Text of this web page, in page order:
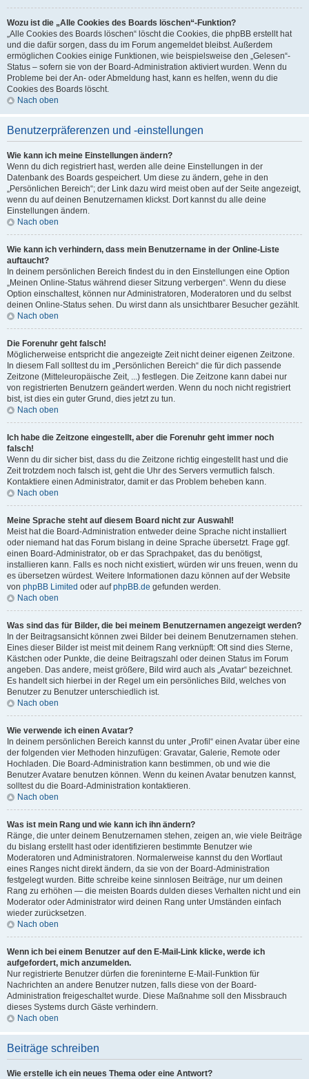
Wozu ist die „Alle Cookies des Boards löschen“-Funktion?
„Alle Cookies des Boards löschen“ löscht die Cookies, die phpBB erstellt hat
und die dafür sorgen, dass du im Forum angemeldet bleibst. Außerdem
ermöglichen Cookies einige Funktionen, wie beispielsweise den „Gelesen“-
Status – sofern sie von der Board-Administration aktiviert wurden. Wenn du
Probleme bei der An- oder Abmeldung hast, kann es helfen, wenn du die
Cookies des Boards löscht.
Nach oben
Benutzerpräferenzen und -einstellungen
Wie kann ich meine Einstellungen ändern?
Wenn du dich registriert hast, werden alle deine Einstellungen in der
Datenbank des Boards gespeichert. Um diese zu ändern, gehe in den
„Persönlichen Bereich“; der Link dazu wird meist oben auf der Seite angezeigt,
wenn du auf deinen Benutzernamen klickst. Dort kannst du alle deine
Einstellungen ändern.
Nach oben
Wie kann ich verhindern, dass mein Benutzername in der Online-Liste
auftaucht?
In deinem persönlichen Bereich findest du in den Einstellungen eine Option
„Meinen Online-Status während dieser Sitzung verbergen“. Wenn du diese
Option einschaltest, können nur Administratoren, Moderatoren und du selbst
deinen Online-Status sehen. Du wirst dann als unsichtbarer Besucher gezählt.
Nach oben
Die Forenuhr geht falsch!
Möglicherweise entspricht die angezeigte Zeit nicht deiner eigenen Zeitzone.
In diesem Fall solltest du im „Persönlichen Bereich“ die für dich passende
Zeitzone (Mitteleuropäische Zeit, ...) festlegen. Die Zeitzone kann dabei nur
von registrierten Benutzern geändert werden. Wenn du noch nicht registriert
bist, ist dies ein guter Grund, dies jetzt zu tun.
Nach oben
Ich habe die Zeitzone eingestellt, aber die Forenuhr geht immer noch
falsch!
Wenn du dir sicher bist, dass du die Zeitzone richtig eingestellt hast und die
Zeit trotzdem noch falsch ist, geht die Uhr des Servers vermutlich falsch.
Kontaktiere einen Administrator, damit er das Problem beheben kann.
Nach oben
Meine Sprache steht auf diesem Board nicht zur Auswahl!
Meist hat die Board-Administration entweder deine Sprache nicht installiert
oder niemand hat das Forum bislang in deine Sprache übersetzt. Frage ggf.
einen Board-Administrator, ob er das Sprachpaket, das du benötigst,
installieren kann. Falls es noch nicht existiert, würden wir uns freuen, wenn du
es übersetzen würdest. Weitere Informationen dazu können auf der Website
von phpBB Limited oder aufphpBB.de gefunden werden.
Nach oben
Was sind das für Bilder, die bei meinem Benutzernamen angezeigt werden?
In der Beitragsansicht können zwei Bilder bei deinem Benutzernamen stehen.
Eines dieser Bilder ist meist mit deinem Rang verknüpft: Oft sind dies Sterne,
Kästchen oder Punkte, die deine Beitragszahl oder deinen Status im Forum
angeben. Das andere, meist größere, Bild wird auch als „Avatar“ bezeichnet.
Es handelt sich hierbei in der Regel um ein persönliches Bild, welches von
Benutzer zu Benutzer unterschiedlich ist.
Nach oben
Wie verwende ich einen Avatar?
In deinem persönlichen Bereich kannst du unter „Profil“ einen Avatar über eine
der folgenden vier Methoden hinzufügen: Gravatar, Galerie, Remote oder
Hochladen. Die Board-Administration kann bestimmen, ob und wie die
Benutzer Avatare benutzen können. Wenn du keinen Avatar benutzen kannst,
solltest du die Board-Administration kontaktieren.
Nach oben
Was ist mein Rang und wie kann ich ihn ändern?
Ränge, die unter deinem Benutzernamen stehen, zeigen an, wie viele Beiträge
du bislang erstellt hast oder identifizieren bestimmte Benutzer wie
Moderatoren und Administratoren. Normalerweise kannst du den Wortlaut
eines Ranges nicht direkt ändern, da sie von der Board-Administration
festgelegt wurden. Bitte schreibe keine sinnlosen Beiträge, nur um deinen
Rang zu erhöhen — die meisten Boards dulden dieses Verhalten nicht und ein
Moderator oder Administrator wird deinen Rang unter Umständen einfach
wieder zurücksetzen.
Nach oben
Wenn ich bei einem Benutzer auf den E-Mail-Link klicke, werde ich
aufgefordert, mich anzumelden.
Nur registrierte Benutzer dürfen die foreninterne E-Mail-Funktion für
Nachrichten an andere Benutzer nutzen, falls diese von der Board-
Administration freigeschaltet wurde. Diese Maßnahme soll den Missbrauch
dieses Systems durch Gäste verhindern.
Nach oben
Beiträge schreiben
Wie erstelle ich ein neues Thema oder eine Antwort?